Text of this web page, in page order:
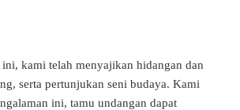
ini, kami telah menyajikan hidangan dan
serta pertunjukan seni budaya. Kami
ini, tamu undangan dapat